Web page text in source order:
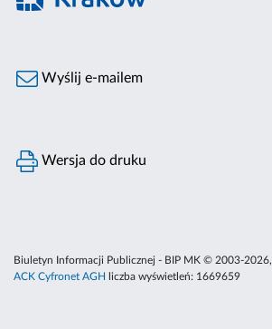
Wyślij e-mailem
Wersja do druku
Biuletyn Informacji Publicznej - BIP MK © 2003-2026,
ACK Cyfronet AGH
liczba wyświetleń: 1669659